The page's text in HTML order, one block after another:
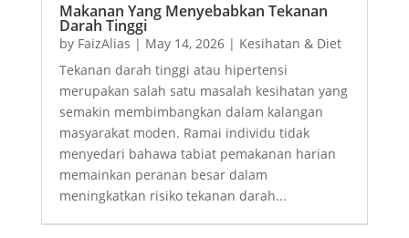
Makanan Yang Menyebabkan Tekanan
Darah Tinggi
by FaizAlias | May 14, 2026| Kesihatan & Diet
Tekanan darah tinggi atau hipertensi
merupakan salah satu masalah kesihatan yang
semakin membimbangkan dalam kalangan
masyarakat moden. Ramai individu tidak
menyedari bahawa tabiat pemakanan harian
memainkan peranan besar dalam
meningkatkan risiko tekanan darah...